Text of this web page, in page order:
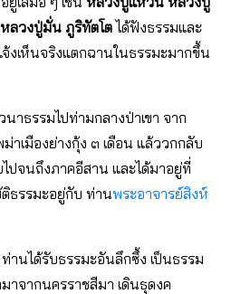
หลวงปู่มั่น ภูริทัตโตได้ฟังธรรมและ
เห็นจริงแตกฉานในธรรมะมากขึ้น
าธรรมไปท่ามกลางป่าเขา จาก
ม่าเมืองย่างกุ้ง ๓ เดือน แล้ววกกลับ
ไปจนถึงภาคอีสาน และได้มาอยู่ที่
ธรรมะอยู่กับ ท่านพระอาจารย์สิงห์
านได้รับธรรมะอันลึกซึ้ง เป็นธรรม
าจากนครราชสีมา เดินธุดงค